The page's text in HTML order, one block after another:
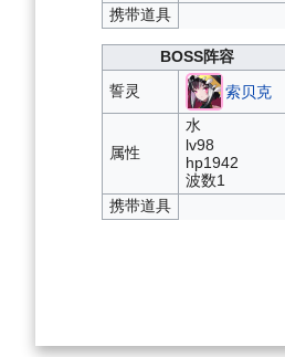
携带道具
BOSS阵容
誓灵
索贝克
属性
水
lv98
hp1942
波数1
携带道具